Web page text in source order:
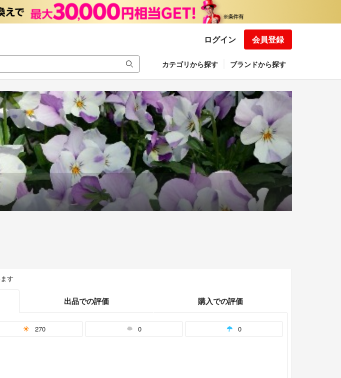
ログイン 会員登録
カテゴリから探す ブランドから探す
す
出品での評価 購入での評価
270 0 0